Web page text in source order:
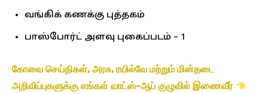
வங்கிக் கணக்கு புத்தகம்
பாஸ்போர்ட் அளவு புகைப்படம் – 1
கோவை செய்திகள், அரசு, ரயில்வே மற்றும் மின்தடை
அறிவிப்புகளுக்கு எங்கள் வாட்ஸ்-ஆப் குழுவில் இணைவீர்